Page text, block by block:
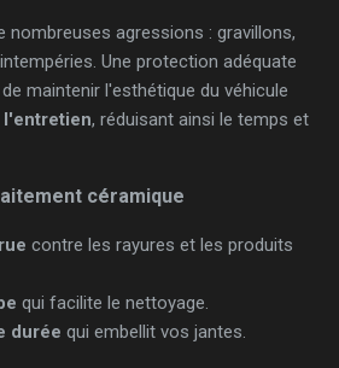
nombreuses agressions : gravillons,
Une protection adéquate
maintenir l'esthétique du véhicule
, réduisant ainsi le temps et
céramique
contre les rayures et les produits
qui facilite le nettoyage.
durée qui embellit vos jantes.